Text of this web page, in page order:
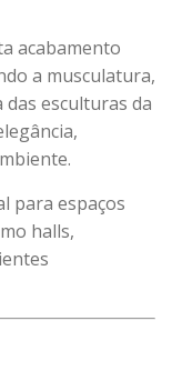
acabamento
a musculatura,
das esculturas da
para espaços
halls,